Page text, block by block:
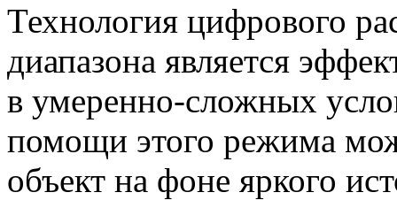
Технология цифрового
диапазона является
в умеренно-сложных
помощи этого режима
объект на фоне яркого